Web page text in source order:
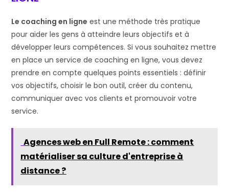
Le coaching en ligne est une méthode très pratique
pour aider les gens à atteindre leurs objectifs et à
développer leurs compétences. Si vous souhaitez mettre
en place un service de coaching en ligne, vous devez
prendre en compte quelques points essentiels : définir
vos objectifs, choisir le bon outil, créer du contenu,
communiquer avec vos clients et promouvoir votre
service.
Agences web en Full Remote : comment
matérialiser sa culture d'entreprise à
distance ?